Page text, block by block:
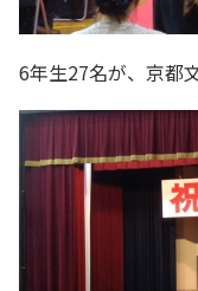
6年生27名が、京都